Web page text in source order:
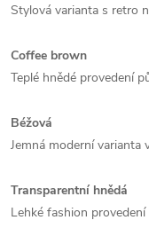
Stylová varianta s retro
Coffee brown
Teplé hnědé provedení
Béžová
Jemná moderní
Transparentní hnědá
Lehké fashion